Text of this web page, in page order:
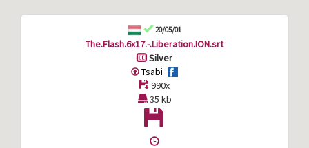
20/05/01
The.Flash.6x17.-.Liberation.ION.srt
Silver
Tsabi
990x
35 kb